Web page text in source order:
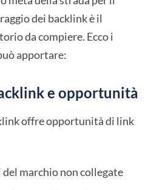
dei backlink è il
da compiere. Ecco i
apportare:
e opportunità
offre opportunità di link
marchio non collegate